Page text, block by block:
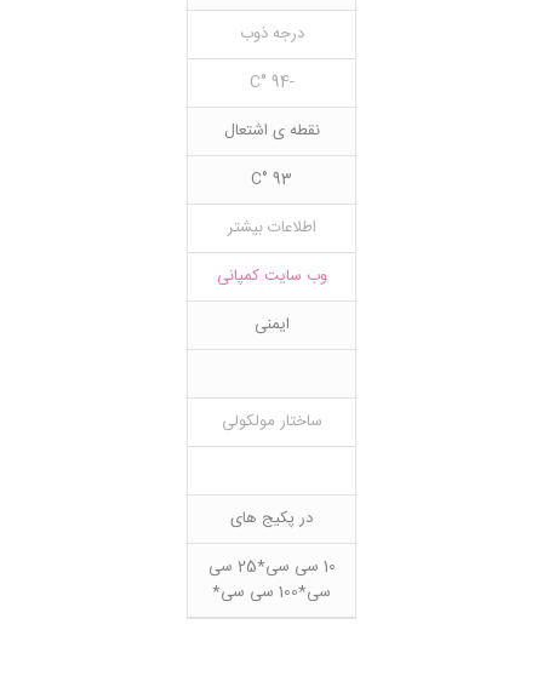
درجه ذوب
-94 °C
نقطه ی اشتعال
93 °C
اطلاعات بیشتر
وب سایت کمپانی
ایمنی
ساختار مولکولی
در پکیج های
10 سی سی*25 سی
سی*100 سی سی*